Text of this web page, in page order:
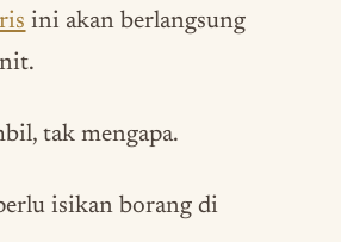
ini akan berlangsung
tak mengapa.
isikan borang di